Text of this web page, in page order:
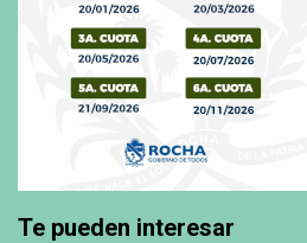
Te pueden interesar